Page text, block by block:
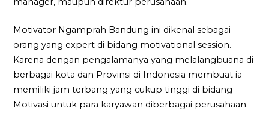
Motivator Ngamprah Bandung ini dikenal sebagai
orang yang expert di bidang motivational session.
Karena dengan pengalamanya yang melalangbuana di
berbagai kota dan Provinsi di Indonesia membuat ia
memiliki jam terbang yang cukup tinggi di bidang
Motivasi untuk para karyawan diberbagai perusahaan.